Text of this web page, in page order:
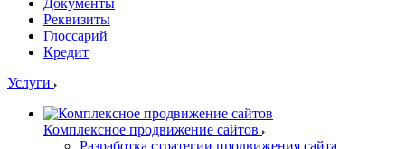
Документы
Реквизиты
Глоссарий
Кредит
Услуги
Комплексное продвижение сайтов
Разработка стратегии продвижения сайта